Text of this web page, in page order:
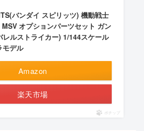
バンダイ スピリッツ) 機動戦士
オプションパーツセット ガン
レルストライカー) 1/144スケール
モデル
Amazon
楽天市場
ポチップ